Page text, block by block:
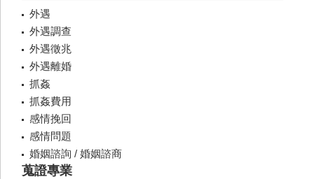
外遇
外遇調查
外遇徵兆
外遇離婚
抓姦
抓姦費用
感情挽回
感情問題
婚姻諮詢 / 婚姻諮商
蒐證專業